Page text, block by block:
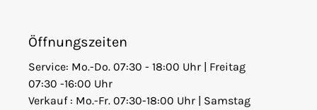
Öffnungszeiten
Service: Mo.-Do. 07:30 - 18:00 Uhr | Freitag
07:30 -16:00 Uhr
Verkauf : Mo.-Fr. 07:30-18:00 Uhr | Samstag